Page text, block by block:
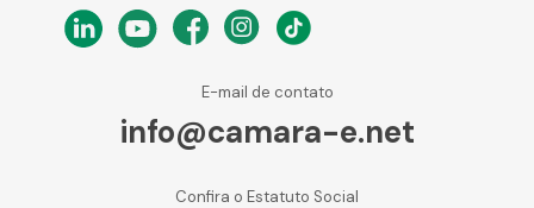
E-mail de contato
info@camara-e.net
Confira o Estatuto Social